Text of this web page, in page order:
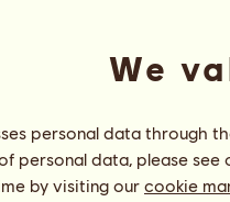
Charakteristika
We
personal data through
personal data, please see
by visiting our cookie